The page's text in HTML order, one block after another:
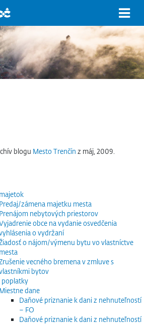
blogu Mesto Trenčín z máj, 2009.
Predaj/zámena majetku mesta
Prenájom nebytových priestorov
obce na vydanie osvedčenia
o vydržaní
o nájom/výmenu bytu vo vlastníctve
mesta
vecného bremena v zmluve s
bytov
poplatky
Miestne dane
Daňové priznanie k dani z nehnuteľností
– FO
Daňové priznanie k dani z nehnuteľností